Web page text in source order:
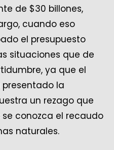
de $30 billones,
cuando eso
el presupuesto
situaciones que de
ya que el
la
un rezago que
conozca el recaudo
naturales.